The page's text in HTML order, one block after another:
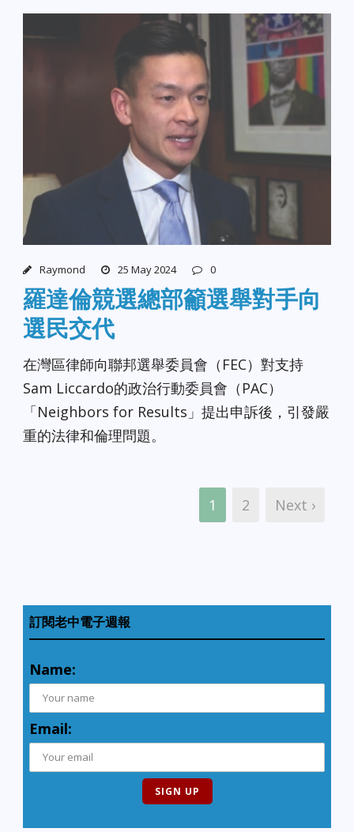
Raymond 25 May 2024 0
羅達倫競選總部籲選舉對手向
選民交代
在灣區律師向聯邦選舉委員會（FEC）對支持
Sam Liccardo的政治行動委員會（PAC）
「Neighbors for Results」提出申訴後，引發嚴
重的法律和倫理問題。
1 2 Next ›
訂閱老中電子週報
Name:
Email: